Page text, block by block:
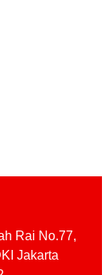
Rai No.77,
Jakarta